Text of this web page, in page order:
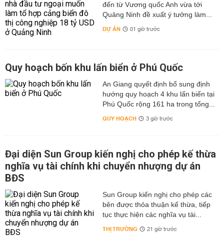
đến từ Vương quốc Anh vừa tới
Quảng Ninh đề xuất ý tưởng làm...
DỰ ÁN 01 giờ trước
Quy hoạch bốn khu lấn biển ở Phú Quốc
An Giang quyết định bổ sung định
hướng quy hoạch 4 khu lấn biển tại
Phú Quốc rộng 161 ha trong tổng...
QUY HOẠCH 3 giờ trước
Đại diện Sun Group kiến nghị cho phép kế thừa
nghĩa vụ tài chính khi chuyển nhượng dự án
BĐS
Sun Group kiến nghị cho phép các
bên được thỏa thuận kế thừa, tiếp
tục thực hiện các nghĩa vụ tài...
THỊ TRƯỜNG 21 giờ trước